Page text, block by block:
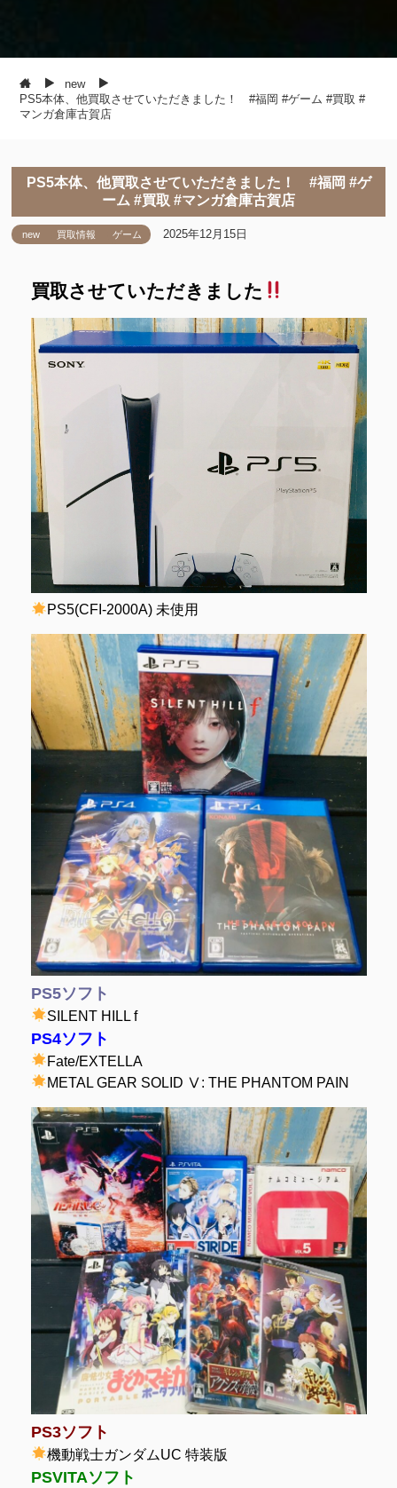
new
PS5本体、他買取させていただきました！ #福岡 #ゲーム #買取 #
マンガ倉庫古賀店
PS5本体、他買取させていただきました！ #福岡 #ゲ
ーム #買取 #マンガ倉庫古賀店
new 買取情報 ゲーム 2025年12月15日
買取させていただきました
PS5(CFI-2000A) 未使用
PS5ソフト
SILENT HILL f
PS4ソフト
Fate/EXTELLA
METAL GEAR SOLID Ⅴ: THE PHANTOM PAIN
PS3ソフト
機動戦士ガンダムUC 特装版
PSVITAソフト